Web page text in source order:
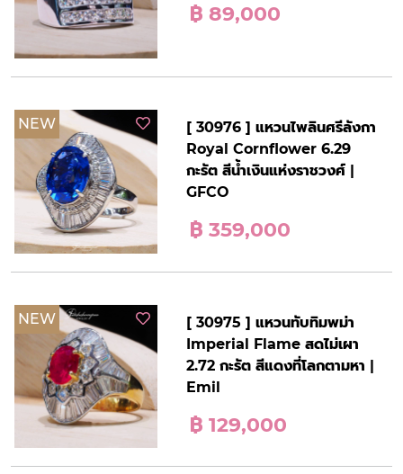
฿ 89,000
NEW
[ 30976 ] แหวนไพลินศรีลังกา
Royal Cornflower 6.29
กะรัต สีน้ำเงินแห่งราชวงศ์ |
GFCO
฿ 359,000
NEW
[ 30975 ] แหวนทับทิมพม่า
Imperial Flame สดไม่เผา
2.72 กะรัต สีแดงที่โลกตามหา |
Emil
฿ 129,000